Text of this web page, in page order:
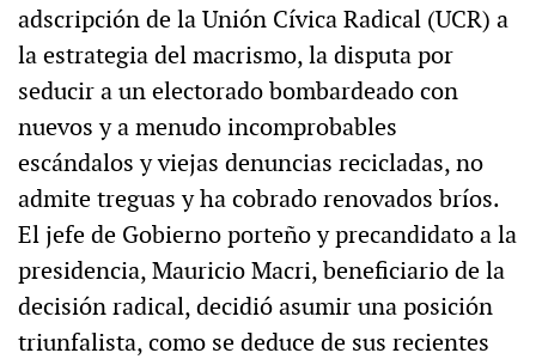
adscripción de la Unión Cívica Radical (UCR) a
la estrategia del macrismo, la disputa por
seducir a un electorado bombardeado con
nuevos y a menudo incomprobables
escándalos y viejas denuncias recicladas, no
admite treguas y ha cobrado renovados bríos.
El jefe de Gobierno porteño y precandidato a la
presidencia, Mauricio Macri, beneficiario de la
decisión radical, decidió asumir una posición
triunfalista, como se deduce de sus recientes